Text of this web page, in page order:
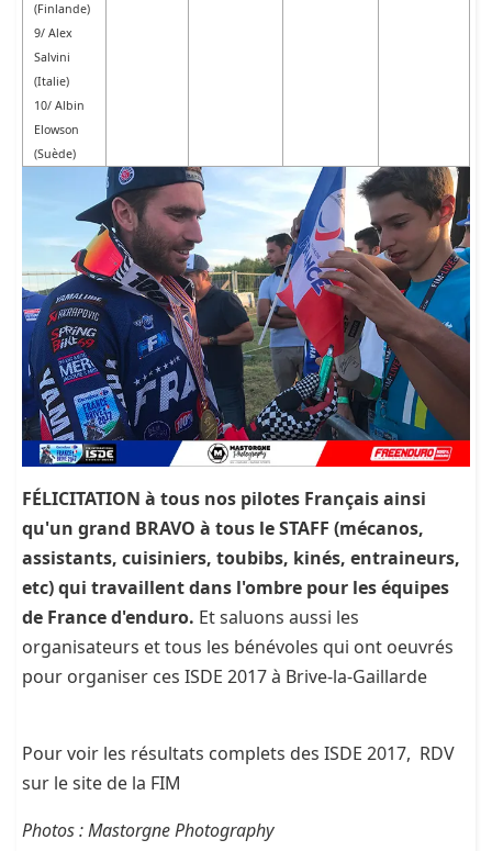
(Finlande)
9/ Alex
Salvini
(Italie)
10/ Albin
Elowson
(Suède)
FÉLICITATION à tous nos pilotes Français ainsi
qu'un grand BRAVO à tous le STAFF (mécanos,
assistants, cuisiniers, toubibs, kinés, entraineurs,
etc) qui travaillent dans l'ombre pour les équipes
de France d'enduro. Et saluons aussi les
organisateurs et tous les bénévoles qui ont oeuvrés
pour organiser ces ISDE 2017 à Brive-la-Gaillarde
Pour voir les résultats complets des ISDE 2017, RDV
sur le site de la FIM
Photos : Mastorgne Photography